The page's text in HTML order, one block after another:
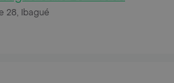
28, Ibagué